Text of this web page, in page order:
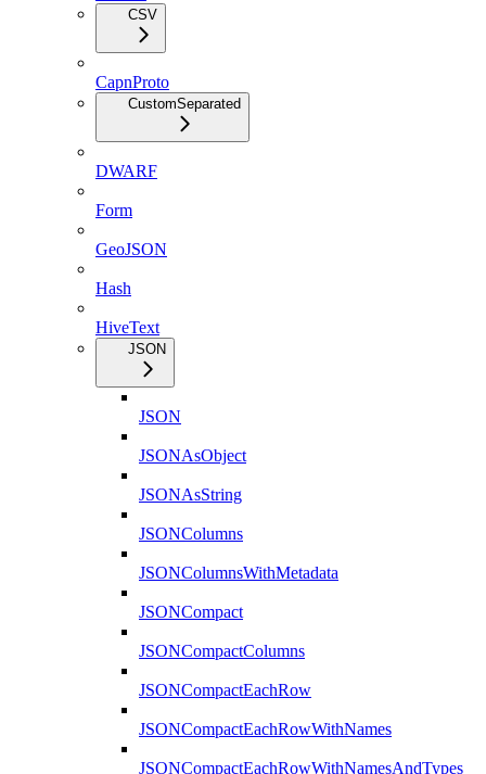
CSV
CapnProto
CustomSeparated
DWARF
Form
GeoJSON
Hash
HiveText
JSON
JSON
JSONAsObject
JSONAsString
JSONColumns
JSONColumnsWithMetadata
JSONCompact
JSONCompactColumns
JSONCompactEachRow
JSONCompactEachRowWithNames
JSONCompactEachRowWithNamesAndTypes